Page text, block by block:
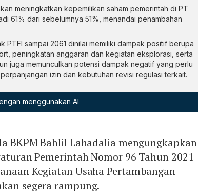
meningkatkan kepemilikan saham pemerintah di PT
61% dari sebelumnya 51%, menandai penambahan
PTFI sampai 2061 dinilai memiliki dampak positif berupa
peningkatan anggaran dan kegiatan eksplorasi, serta
juga memunculkan potensi dampak negatif yang perlu
izin dan kebutuhan revisi regulasi terkait.
menggunakan AI
BKPM Bahlil Lahadalia mengungkapkan
Pemerintah Nomor 96 Tahun 2021
Kegiatan Usaha Pertambangan
segera rampung.